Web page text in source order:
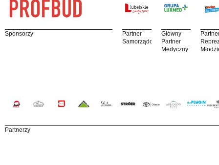
Sponsorzy
Partner
Samorządowy
Główny
Partner
Medyczny
Partnerzy